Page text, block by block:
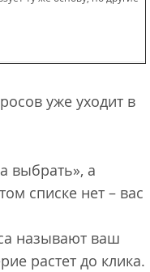
уже уходит в
выбрать», а
списке нет – вас
называют ваш
растет до клика.